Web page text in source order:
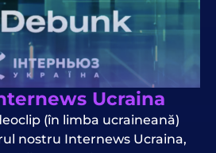
Ucraina
(în limba ucraineană)
nostru Internews Ucraina,